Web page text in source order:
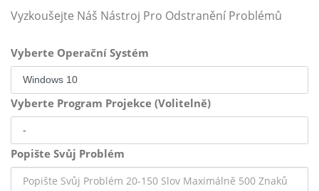
Vyzkoušejte Náš Nástroj Pro Odstranění Problémů
Vyberte Operační Systém
Vyberte Program Projekce (Volitelně)
Popište Svůj Problém